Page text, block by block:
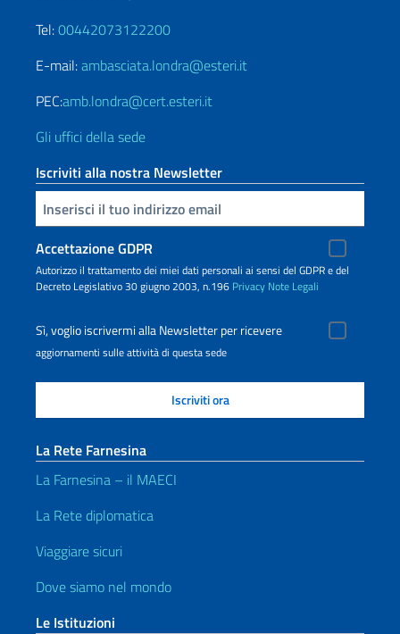
Tel:00442073122200
E-mail:ambasciata.londra@esteri.it
PEC:amb.londra@cert.esteri.it
Gli uffici della sede
Iscriviti alla nostra Newsletter
Inserisci la tua email
Accettazione GDPR
Autorizzo il trattamento dei miei dati personali ai sensi del GDPR e del
Decreto Legislativo 30 giugno 2003, n.196 Privacy Note Legali
Sì, voglio iscrivermi alla Newsletter per ricevere
aggiornamenti sulle attività di questa sede
La Rete Farnesina
La Farnesina – il MAECI
La Rete diplomatica
Viaggiare sicuri
Dove siamo nel mondo
Le Istituzioni